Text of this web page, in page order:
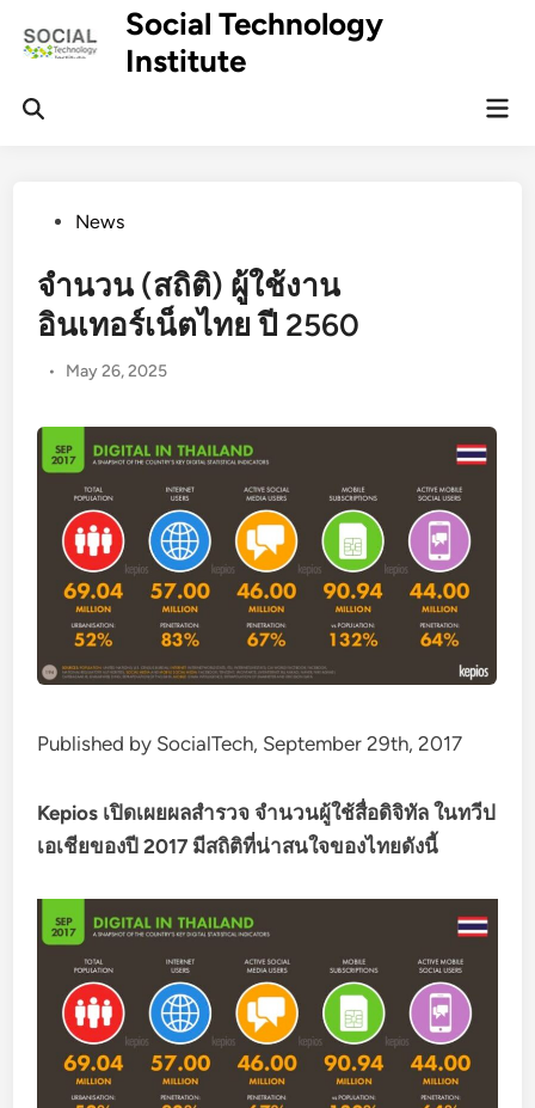
Social Technology
Institute
PostedNews
จำนวน (สถิติ) ผู้ใช้งาน
อินเทอร์เน็ตไทย ปี 2560
• May 26, 2025
Published by SocialTech, September 29th, 2017
Kepios เปิดเผยผลสำรวจ จำนวนผู้ใช้สื่อดิจิทัล ในทวีป
เอเชียของปี 2017 มีสถิติที่น่าสนใจของไทยดังนี้